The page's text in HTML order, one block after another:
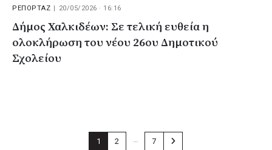
ΡΕΠΟΡΤΑΖ | 20/05/2026 · 16:16
Δήμος Χαλκιδέων: Σε τελική ευθεία η
ολοκλήρωση του νέου 26ου Δημοτικού
Σχολείου
1 2 7